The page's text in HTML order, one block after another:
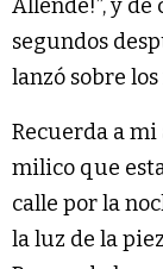
Allende!”, y de
segundos
lanzó sobre
Recuerda a
milico que
calle por la
la luz de la